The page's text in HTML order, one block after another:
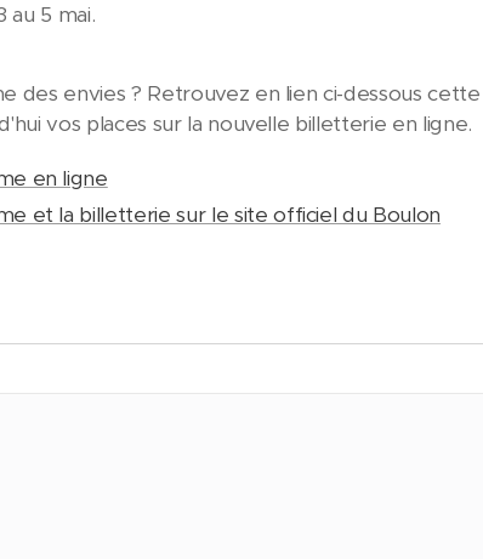
au 5 mai.
des envies ? Retrouvez en lien ci-dessous
vos places sur la nouvelle billetterie en ligne.
en ligne
et la billetterie sur le site officiel du Boulon